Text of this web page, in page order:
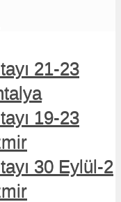
21-23
19-23
30 Eylül-2
21-23
19-23
30 Eylül-2